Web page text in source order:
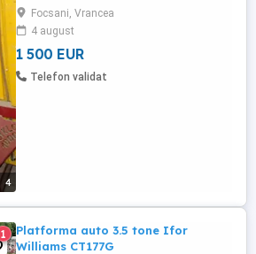
4
mai multe detalii sau poze nu ezitati sa ma
contactati la telefon sau prin mesaje.
Focsani, Vrancea
4 august
1 500 EUR
Telefon validat
1
Platforma auto 3.5 tone Ifor
Williams CT177G